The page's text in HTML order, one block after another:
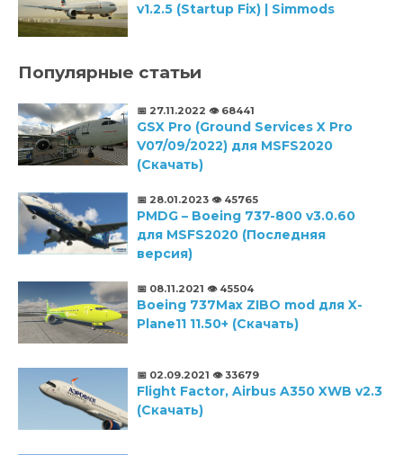
v1.2.5 (Startup Fix) | Simmods
Популярные статьи
📅 27.11.2022 👁️ 68441
GSX Pro (Ground Services X Pro
V07/09/2022) для MSFS2020
(Скачать)
📅 28.01.2023 👁️ 45765
PMDG – Boeing 737-800 v3.0.60
для MSFS2020 (Последняя
версия)
📅 08.11.2021 👁️ 45504
Boeing 737Max ZIBO mod для X-
Plane11 11.50+ (Скачать)
📅 02.09.2021 👁️ 33679
Flight Factor, Airbus A350 XWB v2.3
(Скачать)